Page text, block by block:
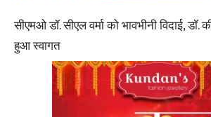
सीएमओ डॉ. सीएल वर्मा को भावभीनी विदाई, डॉ.
हुआ स्वागत